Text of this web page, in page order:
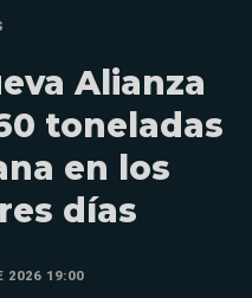
Alianza
toneladas
en los
días
2026 19:00